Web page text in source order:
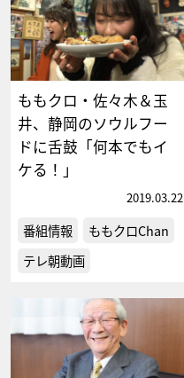
ももクロ・佐々木＆玉
井、静岡のソウルフー
ドに舌鼓「何本でもイ
ケる！」
2019.03.22
番組情報
ももクロChan
テレ朝動画